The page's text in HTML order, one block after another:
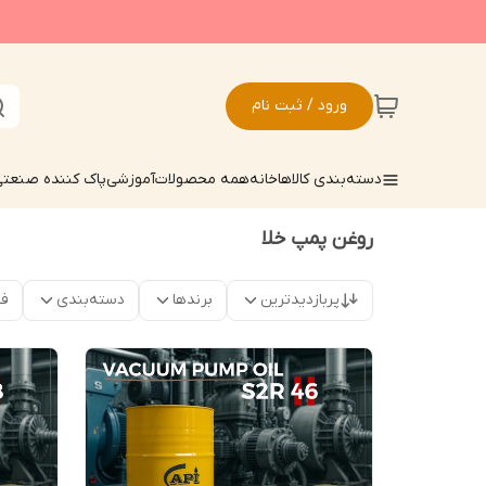
ورود / ثبت نام
دسته‌بندی کالاهاخانههمه محصولاتآموزشیپاک کننده
روغن پمپ خلا
پربازدیدترین برندها دسته‌بندی